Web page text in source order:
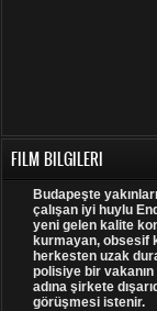
FILM BILGILERI
Budapeşte
çalışan iyi huylu
yeni gelen kalite
kurmayan, obsesif
herkesten uzak
polisiye bir
adına şirkete
görüşmesi istenir.